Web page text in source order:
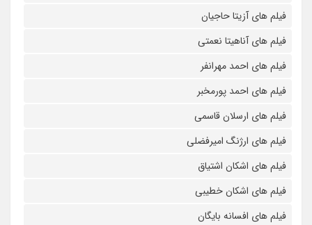
فیلم های آزیتا حاجیان
فیلم های آناهیتا نعمتی
فیلم های احمد مهرانفر
فیلم های احمد پورمخبر
فیلم های ارسلان قاسمی
فیلم های ارژنگ امیرفضلی
فیلم های اشکان اشتیاق
فیلم های اشکان خطیبی
فیلم های افسانه بایگان